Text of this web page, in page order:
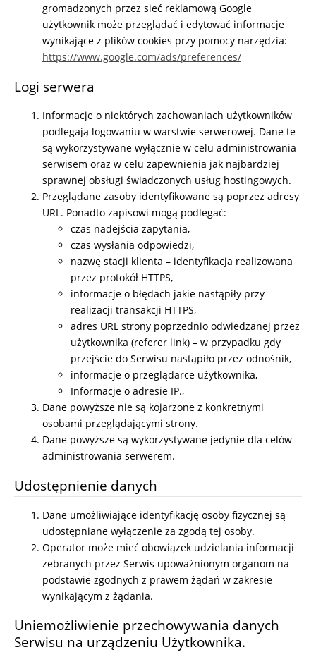
gromadzonych przez sieć reklamową Google
użytkownik może przeglądać i edytować informacje
wynikające z plików cookies przy pomocy narzędzia:
https://www.google.com/ads/preferences/
Logi serwera
Informacje o niektórych zachowaniach użytkowników
podlegają logowaniu w warstwie serwerowej. Dane te
są wykorzystywane wyłącznie w celu administrowania
serwisem oraz w celu zapewnienia jak najbardziej
sprawnej obsługi świadczonych usług hostingowych.
Przeglądane zasoby identyfikowane są poprzez adresy
URL. Ponadto zapisowi mogą podlegać:
czas nadejścia zapytania,
czas wysłania odpowiedzi,
nazwę stacji klienta – identyfikacja realizowana
przez protokół HTTPS,
informacje o błędach jakie nastąpiły przy
realizacji transakcji HTTPS,
adres URL strony poprzednio odwiedzanej przez
użytkownika (referer link) – w przypadku gdy
przejście do Serwisu nastąpiło przez odnośnik,
informacje o przeglądarce użytkownika,
Informacje o adresie IP.,
Dane powyższe nie są kojarzone z konkretnymi
osobami przeglądającymi strony.
Dane powyższe są wykorzystywane jedynie dla celów
administrowania serwerem.
Udostępnienie danych
Dane umożliwiające identyfikację osoby fizycznej są
udostępniane wyłączenie za zgodą tej osoby.
Operator może mieć obowiązek udzielania informacji
zebranych przez Serwis upoważnionym organom na
podstawie zgodnych z prawem żądań w zakresie
wynikającym z żądania.
Uniemożliwienie przechowywania danych
Serwisu na urządzeniu Użytkownika.